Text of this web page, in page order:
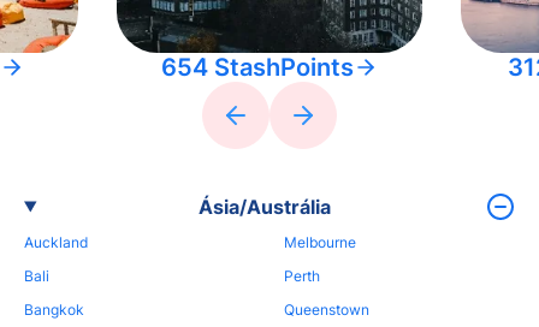
654 StashPoints
Ásia/Austrália
Auckland
Bali
Bangkok
Melbourne
Perth
Queenstown